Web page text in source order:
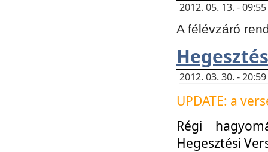
2012. 05. 13. -
A félévzáró
2012. 03. 30. -
UPDATE: a
Régi
Hegesztési